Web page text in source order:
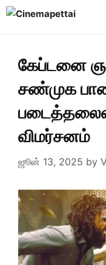
Skip
கேப்டனை
சண்முக
விமர்சனம்
ஜூன் 13, 2025 by